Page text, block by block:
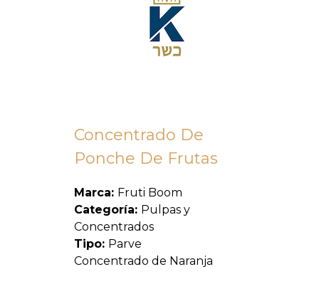
Concentrado De
Ponche De Frutas
Marca: Fruti Boom
Categoría: Pulpas y
Concentrados
Tipo: Parve
Concentrado de Naranja